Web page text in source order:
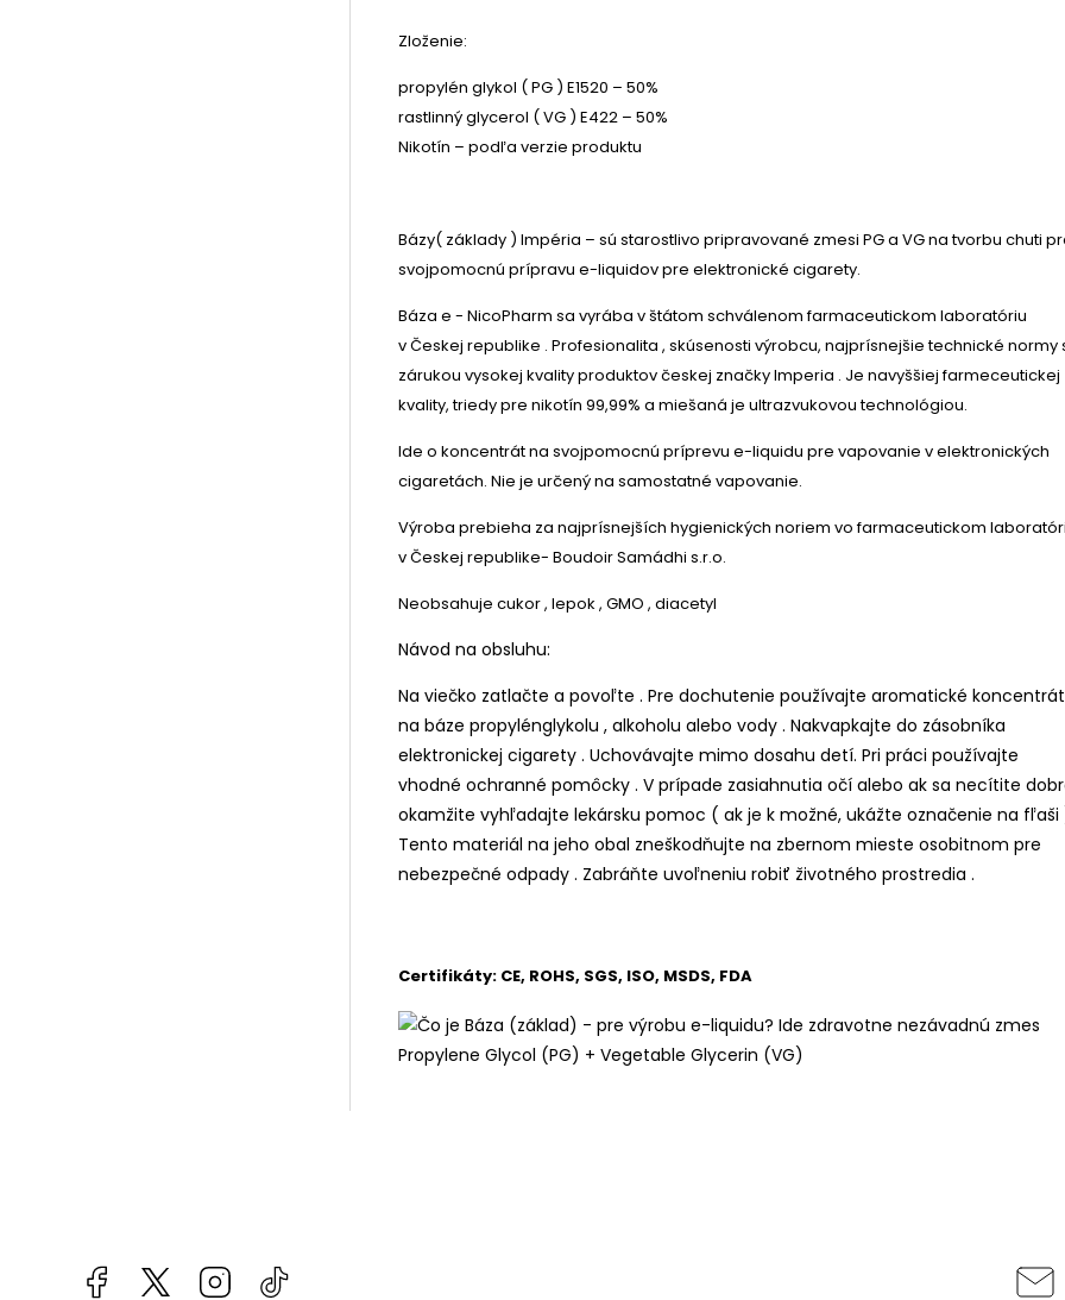
Zloženie:
propylén glykol ( PG ) E1520 – 50%
rastlinný glycerol ( VG ) E422 – 50%
Nikotín – podľa verzie produktu
Bázy( základy ) Impéria – sú starostlivo pripravované zmesi PG a VG na tvorbu chuti
svojpomocnú prípravu e-liquidov pre elektronické cigarety.
Báza e - NicoPharm sa vyrába v štátom schválenom farmaceutickom laboratóriu
v Českej republike . Profesionalita , skúsenosti výrobcu, najprísnejšie technické normy
zárukou vysokej kvality produktov českej značky Imperia . Je navyššiej farmeceutickej
kvality, triedy pre nikotín 99,99% a miešaná je ultrazvukovou technológiou.
Ide o koncentrát na svojpomocnú príprevu e-liquidu pre vapovanie v elektronických
cigaretách. Nie je určený na samostatné vapovanie.
Výroba prebieha za najprísnejších hygienických noriem vo farmaceutickom
v Českej republike- Boudoir Samádhi s.r.o.
Neobsahuje cukor , lepok , GMO , diacetyl
Návod na obsluhu:
Na viečko zatlačte a povoľte . Pre dochutenie používajte aromatické
na báze propylénglykolu , alkoholu alebo vody . Nakvapkajte do zásobníka
elektronickej cigarety . Uchovávajte mimo dosahu detí. Pri práci používajte
vhodné ochranné pomôcky . V prípade zasiahnutia očí alebo ak sa necítite
okamžite vyhľadajte lekársku pomoc ( ak je k možné, ukážte označenie na fľaši
Tento materiál na jeho obal zneškodňujte na zbernom mieste osobitnom pre
nebezpečné odpady . Zabráňte uvoľneniu robiť životného prostredia .
Certifikáty: CE, ROHS, SGS, ISO, MSDS, FDA
Facebookkzifcak85131Instagram